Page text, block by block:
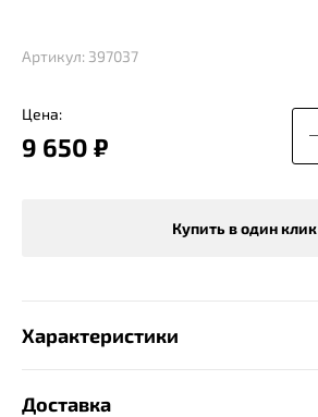
Цена:
9 650 ₽
Купить в один клик
Артикул: 397037
Характеристики
Доставка